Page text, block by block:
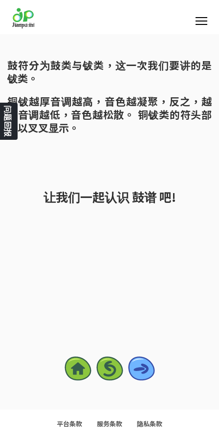
鼓符分为鼓类与钹类，这一次我们要讲的是
钹类。
铜钹越厚音调越高，音色越凝聚，反之，越
薄音调越低，音色越松散。 铜钹类的符头部
分以叉叉显示。
让我们一起认识 鼓谱 吧!
平台条款 服务条款 隐私条款
问题回报